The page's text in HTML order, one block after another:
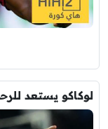
لوكاكو يستعد